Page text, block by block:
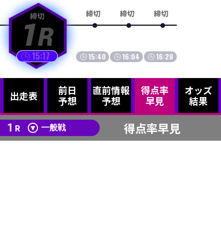
締切
15:17
締切
15:40
締切
16:04
締切
16:28
出走表
前日
予想
直前情報
予想
得点率
早見
オッズ
結果
1 R 一般戦 得点率早見